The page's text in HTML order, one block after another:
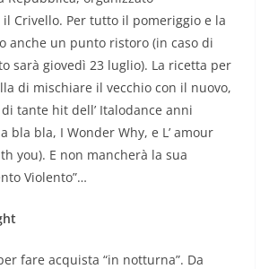
il Crivello. Per tutto il pomeriggio e la
anche un punto ristoro (in caso di
sarà giovedì 23 luglio). La ricetta per
di mischiare il vecchio con il nuovo,
tante hit dell’ Italodance anni
bla bla, I Wonder Why, e L’ amour
you). E non mancherà la sua
Violento”…
fare acquista “in notturna”. Da